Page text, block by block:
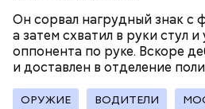
Он сорвал нагрудный знак с
а затем схватил в руки стул
оппонента по руке. Вскоре
и доставлен в отделение
ОРУЖИЕ ВОДИТЕЛИ
Инцидент произошел в